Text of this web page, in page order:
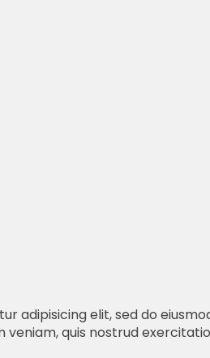
adipisicing elit, sed do
quis nostrud